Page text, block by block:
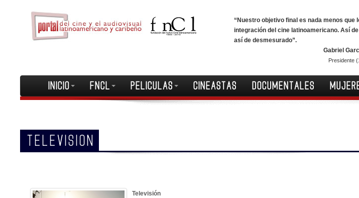
“Nuestro objetivo final es nada menos que
integración del cine latinoamericano. Así
así de desmesurado”.
Gabriel
Presidente
INICIO FNCL PELICULAS CINEASTAS DOCUMENTALES
TELEVISION
Televisión